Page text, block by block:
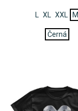
L XL XXL M
Černá